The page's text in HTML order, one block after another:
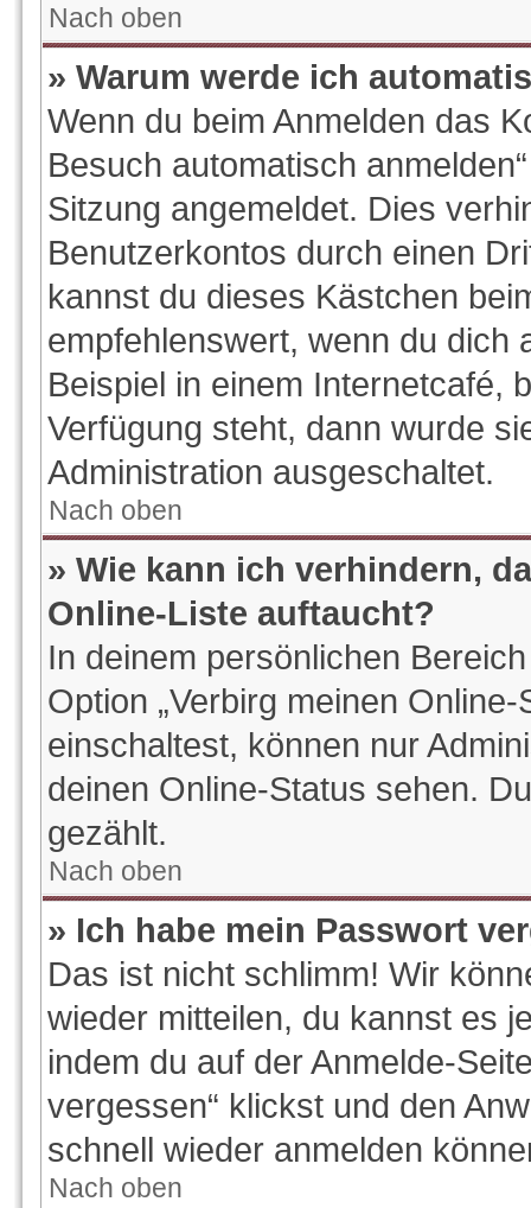
Nach oben
» Warum werde ich
Wenn du beim Anmelden das
Besuch automatisch
Sitzung angemeldet. Dies
Benutzerkontos durch einen
kannst du dieses Kästchen
empfehlenswert, wenn du dich
Beispiel in einem Internetcafé,
Verfügung steht, dann wurde
Administration ausgeschaltet.
Nach oben
» Wie kann ich verhindern,
Online-Liste auftaucht?
In deinem persönlichen
Option „Verbirg meinen
einschaltest, können nur
deinen Online-Status sehen.
gezählt.
Nach oben
» Ich habe mein Passwort
Das ist nicht schlimm! Wir
wieder mitteilen, du kannst es
indem du auf der Anmelde-
vergessen“ klickst und den
schnell wieder anmelden
Nach oben